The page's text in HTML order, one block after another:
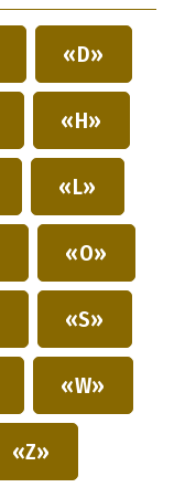
«D»
«H»
«L»
«O»
«S»
«W»
«Z»